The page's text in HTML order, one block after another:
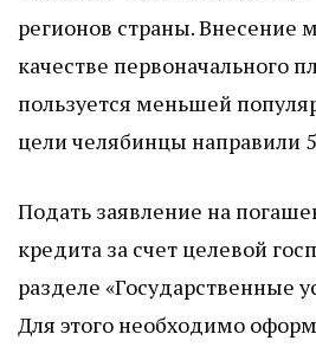
регионов страны. Внесение
качестве первоначального
пользуется меньшей
цели челябинцы направили
Подать заявление на
кредита за счет целевой
разделе «Государственные
Для этого необходимо